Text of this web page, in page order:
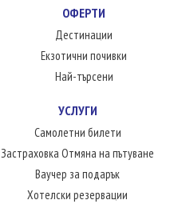
ОФЕРТИ
Дестинации
Екзотични почивки
Най-търсени
УСЛУГИ
Самолетни билети
Застраховка Отмяна на пътуване
Ваучер за подарък
Хотелски резервации